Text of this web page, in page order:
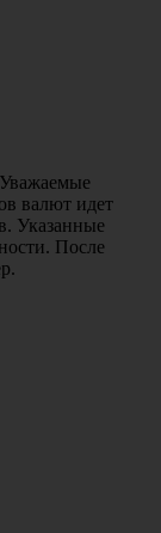
Уважаемые
валют идет
Указанные
После